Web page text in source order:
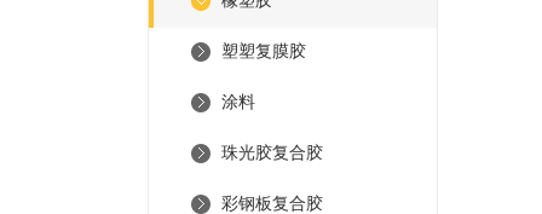
塑塑复膜胶
涂料
珠光胶复合胶
彩钢板复合胶